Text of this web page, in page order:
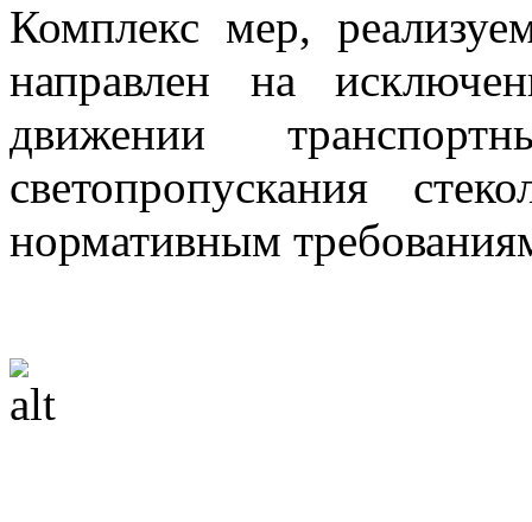
Комплекс мер,
направлен на
движении
светопропускания
нормативным